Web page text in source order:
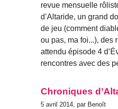
revue mensuelle
d’Altaride, un grand
de jeu (comment
ou pas, ma foi...), des
attendu épisode 4
rencontres avec des
Chroniques
5 avril 2014, par Benoît